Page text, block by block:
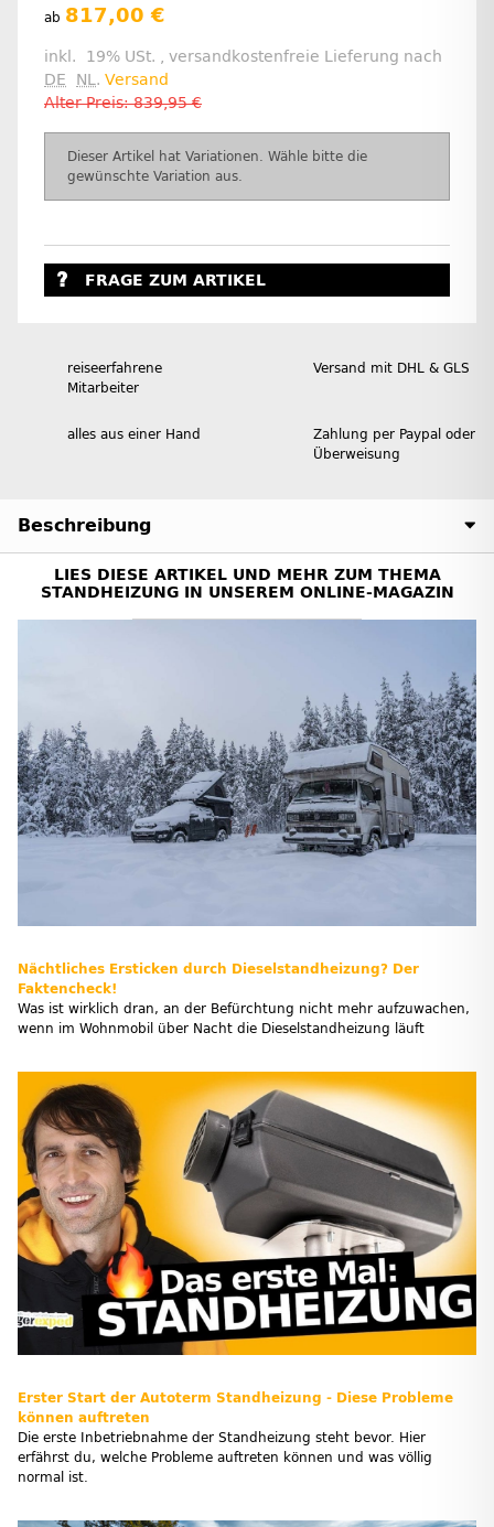
ab 817,00 €
inkl. 19% USt. , versandkostenfreie Lieferung nach
DE
NL. Versand
Alter Preis: 839,95 €
xDieser Artikel hat Variationen. Wähle bitte die
gewünschte Variation aus.
FRAGE ZUM ARTIKEL
reiseerfahrene
Mitarbeiter
Versand mit DHL & GLS
alles aus einer Hand
Zahlung per Paypal oder
Überweisung
Beschreibung
LIES DIESE ARTIKEL UND MEHR ZUM THEMA
STANDHEIZUNG IN UNSEREM ONLINE-MAGAZIN
Nächtliches Ersticken durch Dieselstandheizung? Der
Faktencheck!
Was ist wirklich dran, an der Befürchtung nicht mehr aufzuwachen,
wenn im Wohnmobil über Nacht die Dieselstandheizung läuft
Erster Start der Autoterm Standheizung - Diese Probleme
können auftreten
Die erste Inbetriebnahme der Standheizung steht bevor. Hier
erfährst du, welche Probleme auftreten können und was völlig
normal ist.